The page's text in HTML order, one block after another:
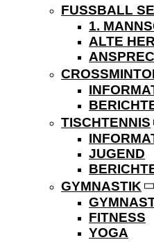
FUSSBALL
1.
ALTE
TISCHTENNIS
JUGEND
GYMNASTIK
FITNESS
YOGA